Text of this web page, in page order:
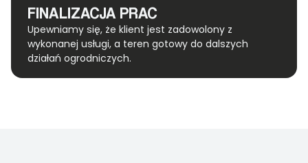
FINALIZACJA PRAC
Upewniamy się, że klient jest zadowolony z
wykonanej usługi, a teren gotowy do dalszych
działań ogrodniczych.